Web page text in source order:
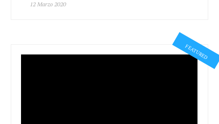
12 Marzo 2020
FEATURED